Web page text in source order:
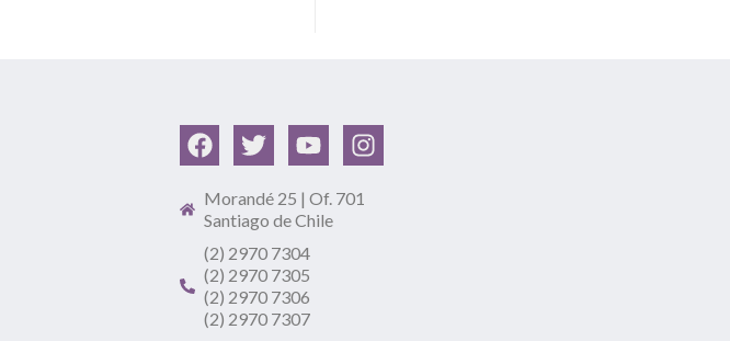
Morandé 25 | Of. 701
Santiago de Chile
(2) 2970 7304
(2) 2970 7305
(2) 2970 7306
(2) 2970 7307